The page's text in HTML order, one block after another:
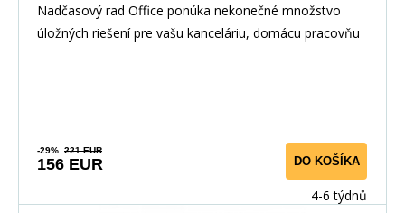
Nadčasový rad Office ponúka nekonečné množstvo
úložných riešení pre vašu kanceláriu, domácu pracovňu
-29% 221 EUR
156 EUR DO KOŠÍKA
4-6 týdnů